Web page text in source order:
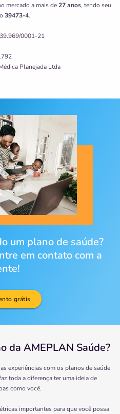
mercado a mais de27 anos, tendo seu
39473-4.
0001-21
Planejada Ltda
um plano de saúde?
em contato com a
grátis
da AMEPLAN Saúde?
experiências com os planos de saúde
toda a diferença ter uma ideia de
como você.
importantes para que você possa